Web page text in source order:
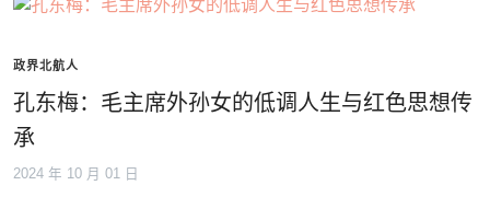
政界北航人
孔东梅：毛主席外孙女的低调人生与红色思想传
承
2024 年 10 月 01 日